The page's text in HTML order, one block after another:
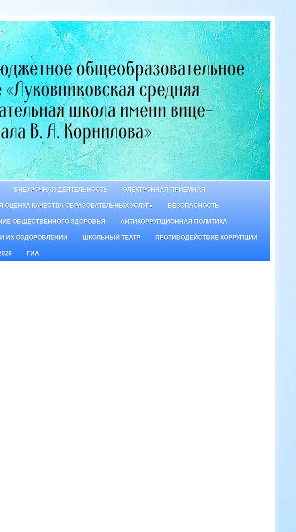
ВНЕУРОЧНАЯ ДЕЯТЕЛЬНОСТЬ ЭЛЕКТРОННАЯ ПРИЕМНАЯ
ОЦЕНКА КАЧЕСТВА ОБРАЗОВАТЕЛЬНЫХ УСЛУГ» БЕЗОПАСНОСТЬ
ОБЩЕСТВЕННОГО ЗДОРОВЬЯ АНТИКОРРУПЦИОННАЯ ПОЛИТИКА
ИХ ОЗДОРОВЛЕНИИ ШКОЛЬНЫЙ ТЕАТР ПРОТИВОДЕЙСТВИЕ КОРРУПЦИИ
ГИА